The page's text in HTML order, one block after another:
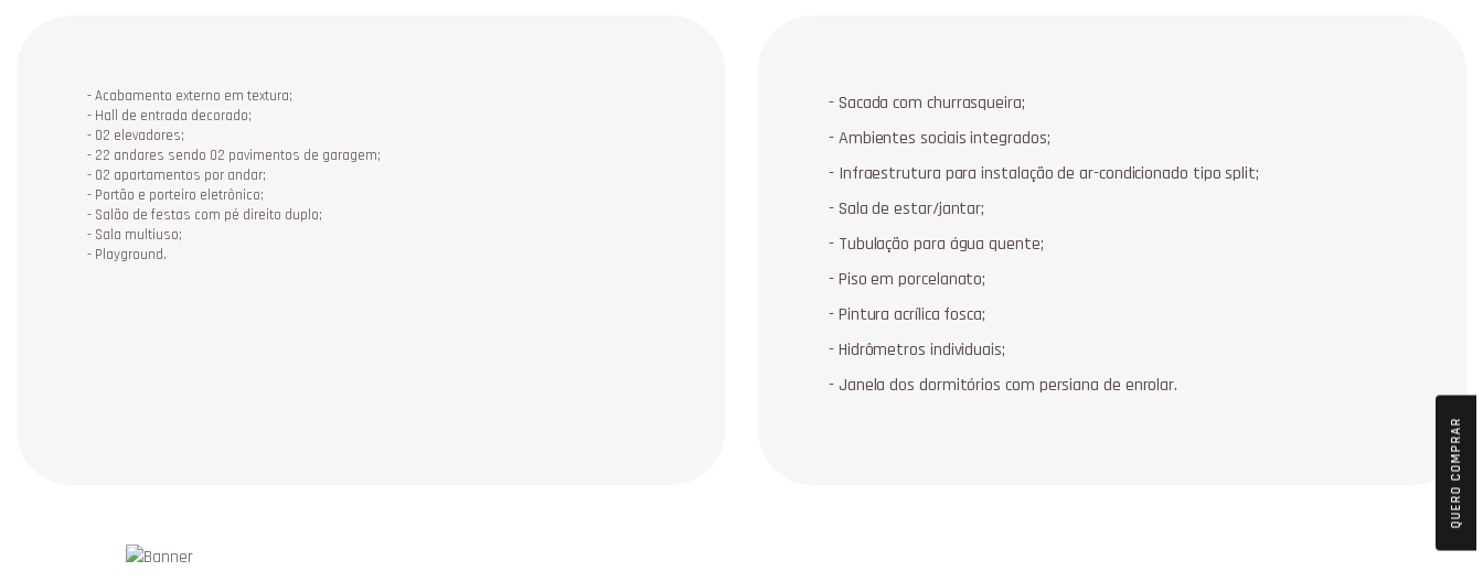
- Acabamento externo em textura;
- Hall de entrada decorado;
- 02 elevadores;
- 22 andares sendo 02 pavimentos de garagem;
- 02 apartamentos por andar;
- Portão e porteiro eletrônico;
- Salão de festas com pé direito duplo;
- Sala multiuso;
- Playground.
-Sacada com churrasqueira;
-Ambientes sociais integrados;
- Infraestrutura para instalação de ar-condicionado tipo split;
-Sala de estar/jantar;
- Tubulação para água quente;
-Piso em porcelanato;
-Pintura acrílica fosca;
-Hidrômetros individuais;
-Janela dos dormitórios com persiana de enrolar.
QUERO COMPRAR